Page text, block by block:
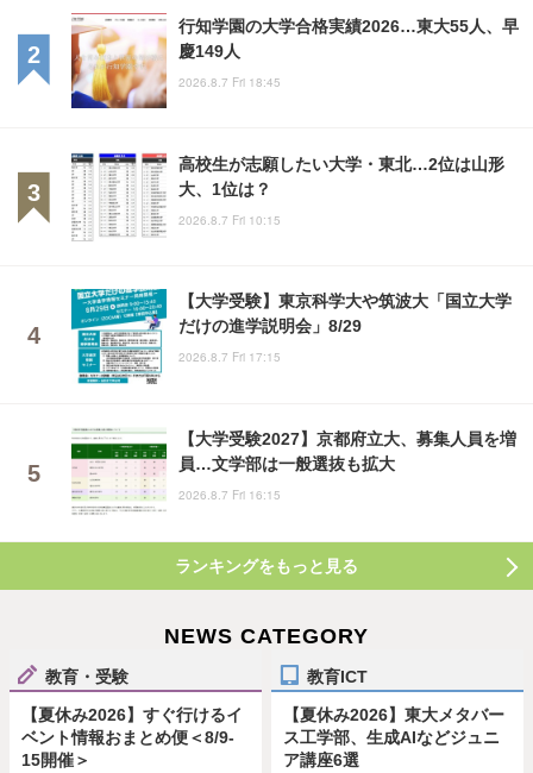
行知学園の大学合格実績2026…東大55人、早
慶149人
2026.8.7 Fri 18:45
高校生が志願したい大学・東北…2位は山形
大、1位は？
2026.8.7 Fri 10:15
【大学受験】東京科学大や筑波大「国立大学
だけの進学説明会」8/29
2026.8.7 Fri 17:15
【大学受験2027】京都府立大、募集人員を増
員…文学部は一般選抜も拡大
2026.8.7 Fri 16:15
ランキングをもっと見る
NEWS CATEGORY
教育・受験
【夏休み2026】すぐ行けるイ
ベント情報おまとめ便＜8/9-
15開催＞
教育ICT
【夏休み2026】東大メタバー
ス工学部、生成AIなどジュニ
ア講座6選